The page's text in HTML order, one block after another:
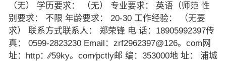
（无） 学历要求： （无） 专业要求： 英语（师范 性
别要求： 不限 年龄要求： 20-30 工作经验： （无要
求） 联系方式联系人： 郑荣锋 电 话：18905992397传
真： 0599-2823230 Email：zrf2962397@126。com网
址：http：∕∕59ky。com∕pctly邮 编：353000地 址： 浦城